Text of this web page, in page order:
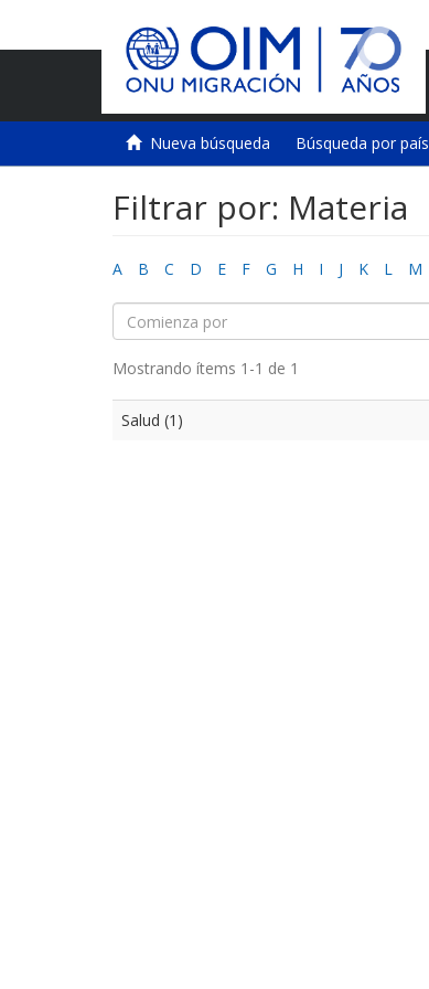
Nueva búsqueda Búsqueda por país
Filtrar por: Materia
A B C D E F G H I J K L M
Mostrando ítems 1-1 de 1
Salud (1)